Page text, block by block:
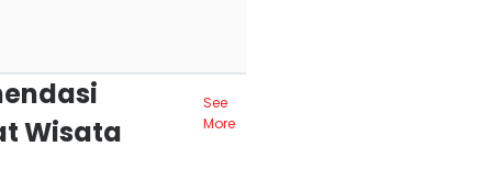
Wisata
See
More